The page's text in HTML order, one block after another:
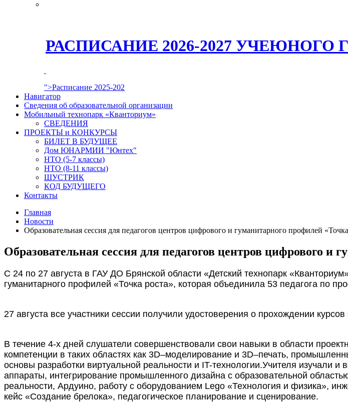
РАСПИСАНИЕ 2026-2027
">Расписание 2025-202
Навигатор
Сведения об образовательной организации
Мобильный технопарк «Кванториум»
СВЕДЕНИЯ
ПРОЕКТЫ и КОНКУРСЫ
БИЛЕТ В БУДУЩЕЕ
Дом ЮНАРМИИ "Юнтех"
НТО (5-7 классы)
НТО (8-11 классы)
ШУСТРИК
КОД БУДУЩЕГО
Контакты
Главная
Новости
Образовательная сессия для педагогов центров цифрового и гуманитарного профилей
Образовательная сессия для педагогов центров цифрового и
С 24 по 27 августа в ГАУ ДО Брянской области «Детский технопарк
гуманитарного профилей «Точка роста», которая объединила 53 педагога по
27 августа все участники сессии получили удостоверения о прохождении
В течение 4-х дней слушатели совершенствовали свои навыки в области
компетенции в таких областях как 3D–моделирование и 3D–печать,
основы разработки виртуальной реальности и IT-технологии.Учителя изучали
аппараты, интегрирование промышленного дизайна с образовательной
реальности, Ардуино, работу с оборудованием Lego «Технология и физика»,
кейс «Создание брелока», педагогическое планирование и сценирование.